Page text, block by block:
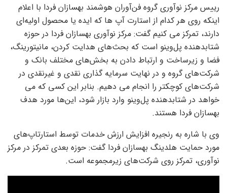
رییس مرکز نوآوری گروه فن‌آوران هوشمند بهسازان فردا با اعلام
اینکه روی هر کدام از استارت آپ ها که ایده یا محصول اولیه‌ای
دارند، تمرکز می کنیم گفت: مرکز نوآوری بهسازان فردا در حوزه
شتابدهنده پل‌وینو است که بحث‌های هدایت کردن، مانیتورینگ،
فضا و زیرساخت و ارتباط دادن به بخش‌های مختلف بانک و
شرکت‌های گروه و در نهایت سرمایه گذاری نقدی و غیرنقدی در
شرکت‌های کوچکتر را انجام می دهیم. بنابر این کسی که می
خواهد در شتابدهنده پل‌وینو وارد بازار شود، این‌ها مورد هدف
بهسازان فردا هستند.
وی با شاره به رنجیره افزایش ارزش خدمات توسط استارتاپ‌های
مورد حمایت هلدینگ بهسازان فردا گفت: حوزه بعدی تمرکز در مرکز
نوآوری، تمرکز روی شرکت‌های زیرمجموعه است.